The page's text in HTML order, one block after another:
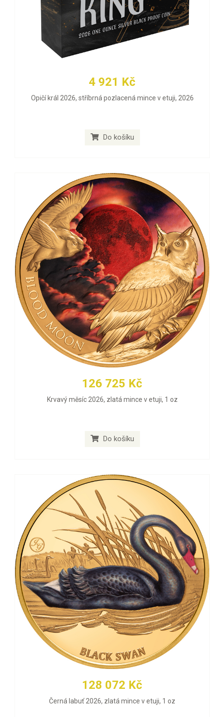
4 921 Kč
Opičí král 2026, stříbrná pozlacená mince v etuji, 2026
Do košíku
126 725 Kč
Krvavý měsíc 2026, zlatá mince v etuji, 1 oz
Do košíku
128 072 Kč
Černá labuť 2026, zlatá mince v etuji, 1 oz